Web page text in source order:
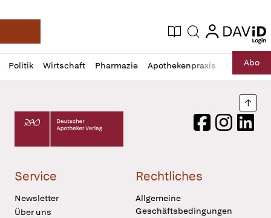
Deutsche Apotheker Zeitung
Aktuelle Ausgabe
Suche login
login
Politik Wirtschaft Pharmazie Apothekenpraxis RechtAbo
Profil
öffnen
Daz
Pur
Deutscher Apotheker Verlag Logo
FacebookInstagram
Service
Newsletter
Über uns
Rechtliches
Allgemeine
Geschäftsbedingungen